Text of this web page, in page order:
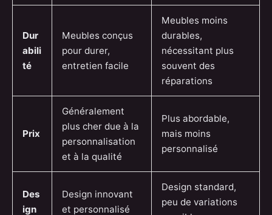
Dur
abili
té
Meubles conçus
pour durer,
entretien facile
Meubles moins
durables,
nécessitant plus
souvent des
réparations
Prix
Généralement
plus cher due à la
personnalisation
et à la qualité
Plus abordable,
mais moins
personnalisé
Des
ign
Design innovant
et personnalisé
Design standard,
peu de variations